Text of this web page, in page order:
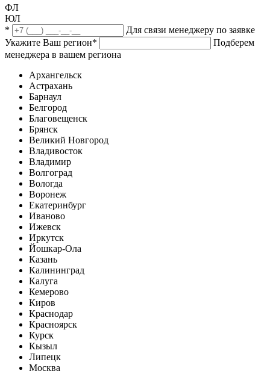
ФЛ
ЮЛ
*
Для связи менеджеру по заявке
Укажите Ваш регион*
Подберем
менеджера в вашем региона
Архангельск
Астрахань
Барнаул
Белгород
Благовещенск
Брянск
Великий Новгород
Владивосток
Владимир
Волгоград
Вологда
Воронеж
Екатеринбург
Иваново
Ижевск
Иркутск
Йошкар-Ола
Казань
Калининград
Калуга
Кемерово
Киров
Краснодар
Красноярск
Курск
Кызыл
Липецк
Москва